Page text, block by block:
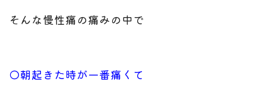
そんな慢性痛の痛みの中で
◯朝起きた時が一番痛くて